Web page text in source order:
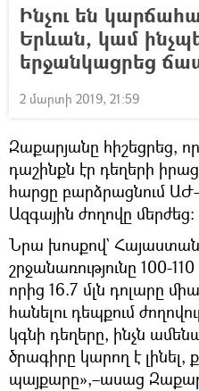
Ինչու են
Երևան, կամ
երջանկացրեց
2 մարտի 2019, 21:59
Զաքարյանը հիշեցրեց,
դաշինքն էր դեղերի
հարցը բարձրացնում
Ազգային ժողովը մերժեց։
Նրա խոսքով`
շրջանառությունը 100-
որից 16.7 մլն դոլարը
հանելու դեպքում
կգնի դեղերը, ինչն
ծրագիրը կարող է լինել,
պայքարը»,–ասաց